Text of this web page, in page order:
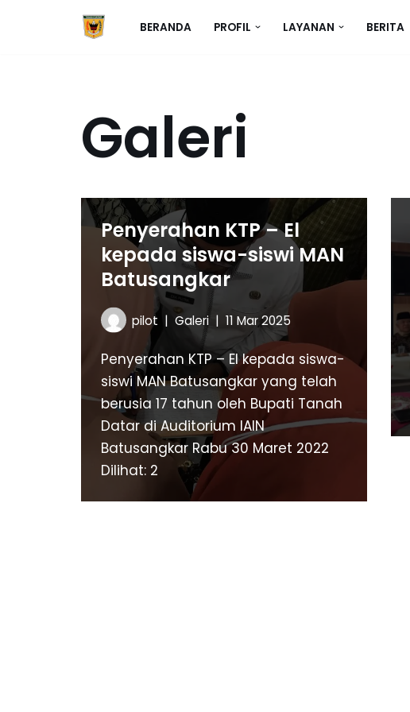
BERANDA PROFIL LAYANAN BERITA
Galeri
Penyerahan KTP – El
kepada siswa-siswi MAN
Batusangkar
pilot Galeri 11 Mar 2025
Penyerahan KTP – El kepada siswa-
siswi MAN Batusangkar yang telah
berusia 17 tahun oleh Bupati Tanah
Datar di Auditorium IAIN
Batusangkar Rabu 30 Maret 2022
Dilihat: 2